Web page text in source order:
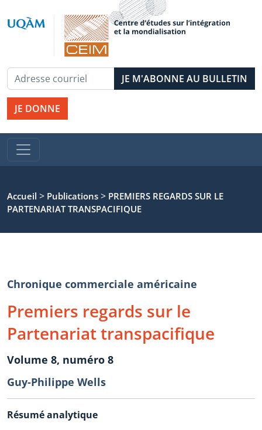
JE DONNE
Accueil > Publications > PREMIERS REGARDS SUR LE
PARTENARIAT TRANSPACIFIQUE
Chronique commerciale américaine
Premiers regards sur le
Partenariat transpacifique
Volume 8, numéro 8
Guy-Philippe Wells
Résumé analytique